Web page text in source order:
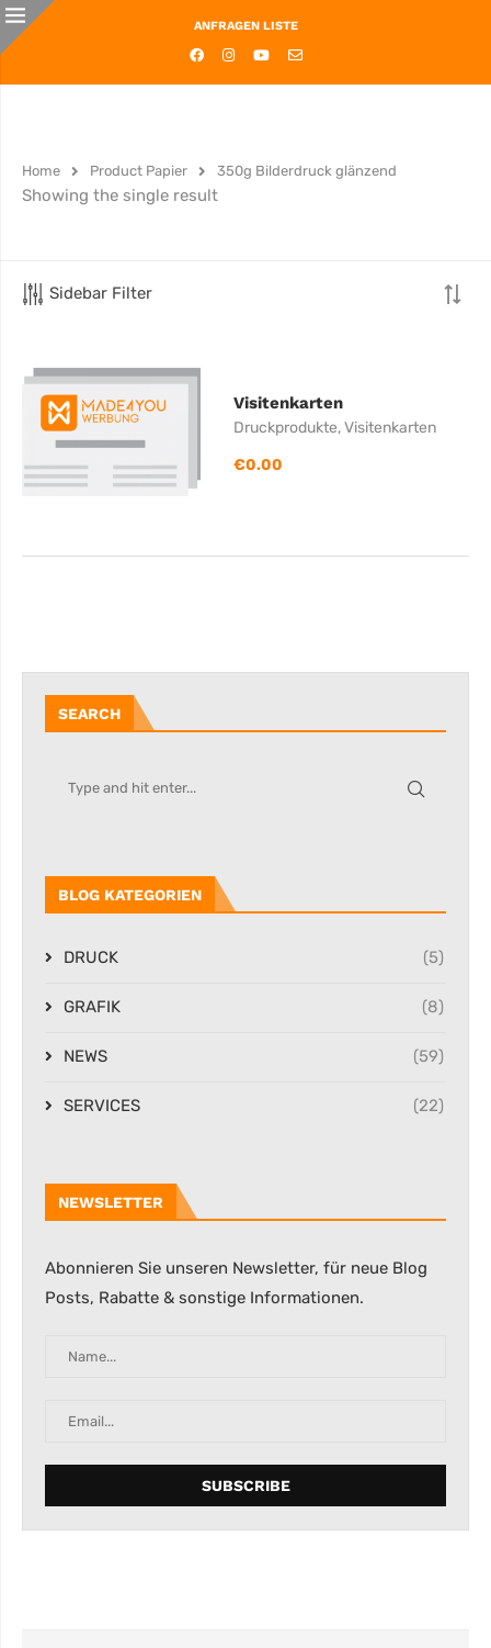
ANFRAGEN LISTE
Home Product Papier 350g Bilderdruck glänzend
Showing the single result
Sidebar Filter
Visitenkarten
Druckprodukte,Visitenkarten
€0.00
SEARCH
BLOG KATEGORIEN
DRUCK (5)
GRAFIK (8)
NEWS (59)
SERVICES (22)
NEWSLETTER
Abonnieren Sie unseren Newsletter, für neue Blog
Posts, Rabatte & sonstige Informationen.